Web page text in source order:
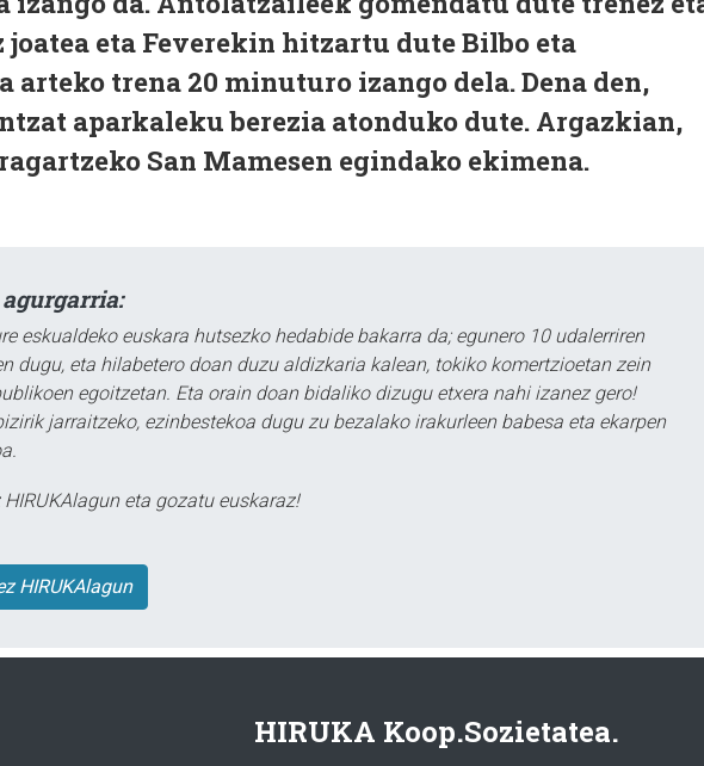
joatea eta Feverekin hitzartu dute Bilbo eta
arteko trena 20 minuturo izango dela. Dena den,
aparkaleku berezia atonduko dute. Argazkian,
San Mamesen egindako ekimena.
eskualdeko euskara hutsezko hedabide bakarra da; egunero 10 udalerriren
dugu, eta hilabetero doan duzu aldizkaria kalean, tokiko komertzioetan zein
egoitzetan. Eta orain doan bidaliko dizugu etxera nahi izanez gero!
jarraitzeko, ezinbestekoa dugu zu bezalako irakurleen babesa eta ekarpen
eta gozatu euskaraz!
HIRUKAlagun
HIRUKA Koop.Sozietatea.